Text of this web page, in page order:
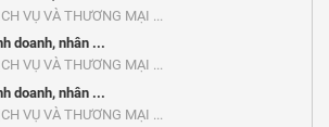
VỤ VÀ THƯƠNG MẠI ...
doanh, nhân ...
VỤ VÀ THƯƠNG MẠI ...
doanh, nhân ...
VỤ VÀ THƯƠNG MẠI ...